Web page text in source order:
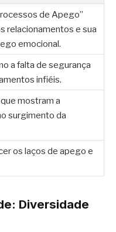
de Apego”
relacionamentos e sua
emocional.
a falta de segurança
infiéis.
mostram a
surgimento da
os laços de apego e
Diversidade